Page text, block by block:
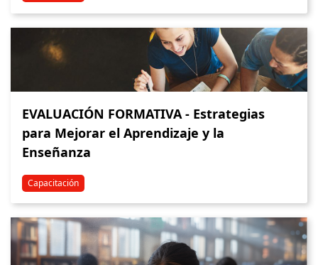
EVALUACIÓN FORMATIVA - Estrategias
para Mejorar el Aprendizaje y la
Enseñanza
Capacitación